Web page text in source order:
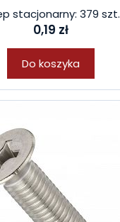
stacjonarny: 379 szt.
0,19 zł
Do koszyka